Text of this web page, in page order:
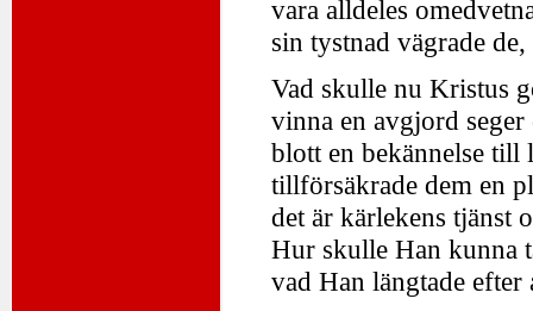
vara alldeles
sin tystnad vägrade
Vad skulle nu Kristus
vinna en avgjord
blott en bekännelse
tillförsäkrade dem en
det är kärlekens tjänst
Hur skulle Han kunna
vad Han längtade efter